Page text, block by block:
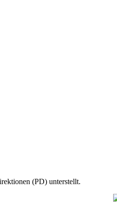
(PD) unterstellt.